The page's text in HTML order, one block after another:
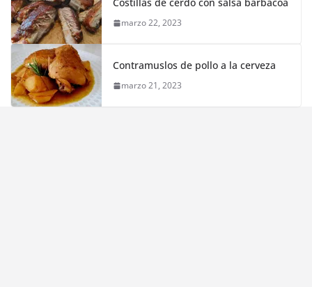
marzo 22, 2023
Contramuslos de pollo a la cerveza
marzo 21, 2023